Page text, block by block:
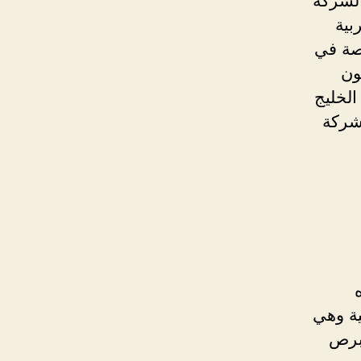
في
وهي